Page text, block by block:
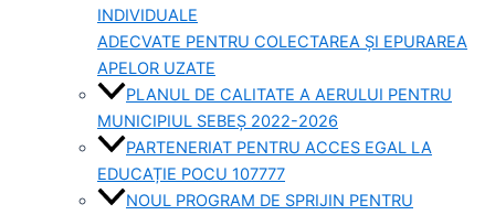
INDIVIDUALE
ADECVATE PENTRU COLECTAREA ȘI EPURAREA
APELOR UZATE
PLANUL DE CALITATE A AERULUI PENTRU
MUNICIPIUL SEBEȘ 2022-2026
PARTENERIAT PENTRU ACCES EGAL LA
EDUCAȚIE POCU 107777
NOUL PROGRAM DE SPRIJIN PENTRU